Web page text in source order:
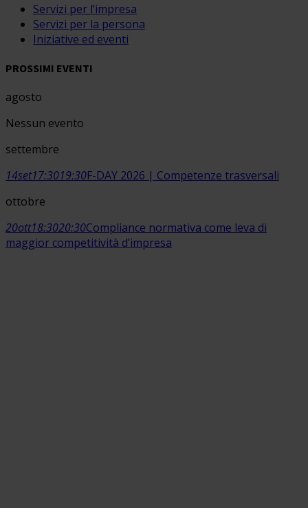
Servizi per l’impresa
Servizi per la persona
Iniziative ed eventi
PROSSIMI EVENTI
agosto
Nessun evento
settembre
14set17:3019:30F-DAY 2026 | Competenze trasversali
ottobre
20ott18:3020:30Compliance normativa come leva di
maggior competitività d’impresa